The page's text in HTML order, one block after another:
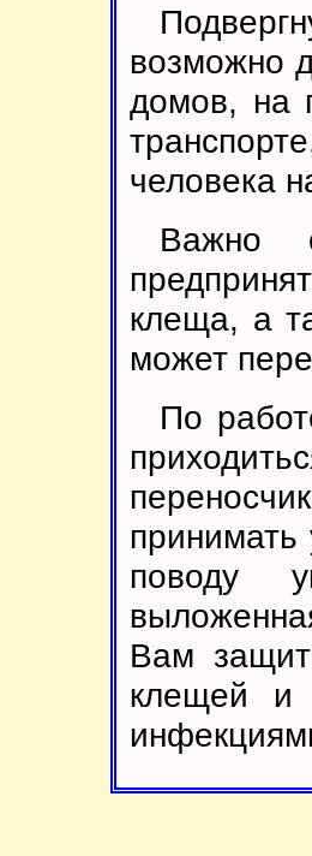
возможно
домов, на
человека
Важно
клеща, а
может
По
принимать
поводу
Вам
клещей и